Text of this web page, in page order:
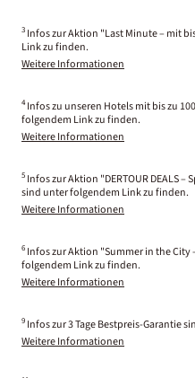
3 Infos zur Aktion "Last Minute – mit
Link zu finden.
Weitere Informationen
4 Infos zu unseren Hotels mit bis zu
folgendem Link zu finden.
Weitere Informationen
5 Infos zur Aktion "DERTOUR DEALS –
sind unter folgendem Link zu finden.
Weitere Informationen
6 Infos zur Aktion "Summer in the City
folgendem Link zu finden.
Weitere Informationen
9 Infos zur 3 Tage Bestpreis-Garantie
Weitere Informationen